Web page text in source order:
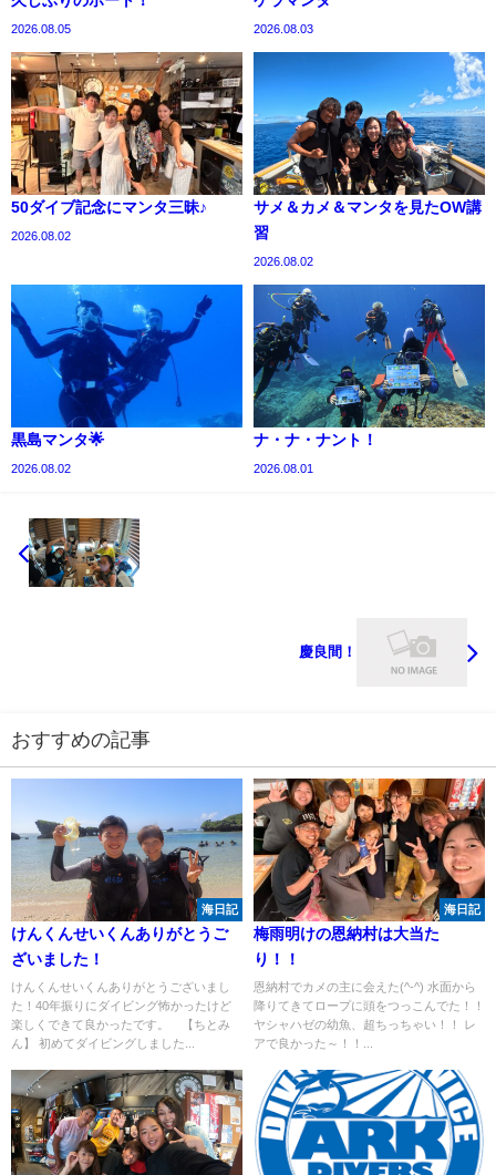
2026.08.05 2026.08.03
50ダイブ記念にマンタ三昧♪
2026.08.02
サメ＆カメ＆マンタを見たOW講
習
2026.08.02
黒島マンタ🌟
2026.08.02
ナ・ナ・ナント！
2026.08.01
慶良間！
おすすめの記事
海日記
けんくんせいくんありがとうご
ざいました！
けんくんせいくんありがとうございまし
た！40年振りにダイビング怖かったけど
楽しくできて良かったです。 【ちとみ
ん】 初めてダイビングしました...
海日記
梅雨明けの恩納村は大当た
り！！
恩納村でカメの主に会えた(^-^) 水面から
降りてきてロープに頭をつっこんでた！！
ヤシャハゼの幼魚、超ちっちゃい！！ レ
アで良かった～！！...